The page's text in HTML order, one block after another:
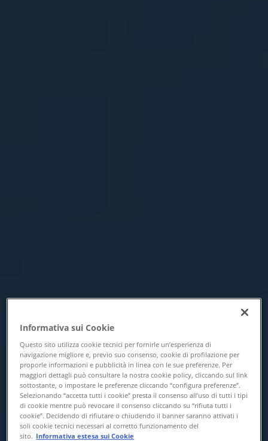
Informativa sui Cookie
Questo sito utilizza cookie tecnici per fornirle un’esperienza di
navigazione migliore e, previo suo consenso, cookie di profilazione per
proporle informazioni e pubblicità in linea con le sue preferenze. Per
maggiori dettagli può consultare la nostra cookie policy, cliccando sul link
sottostante, o impostare le preferenze cliccando “configura preferenze”.
Selezionando “accetta tutti i cookie” presta il consenso all’uso di tutti i tipi
di cookie mentre può revocare il consenso cliccando su “rifiuta tutti i
cookie”. Decidendo di rifiutare o chiudendo il banner saranno attivati i
soli cookie tecnici necessari al corretto funzionamento del
sito. Informativa estesa sui Cookie